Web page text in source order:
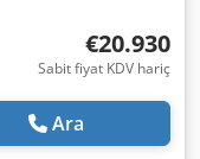
€20.930
Sabit fiyat KDV hariç
Ara